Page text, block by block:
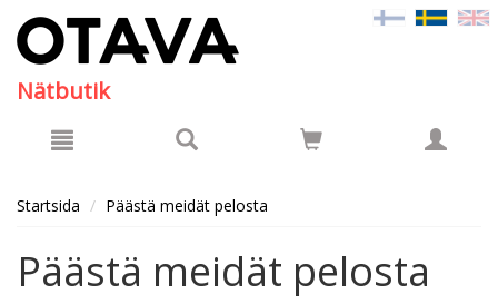
Nätbutik
Startsida Päästä meidät pelosta
Päästä meidät pelosta